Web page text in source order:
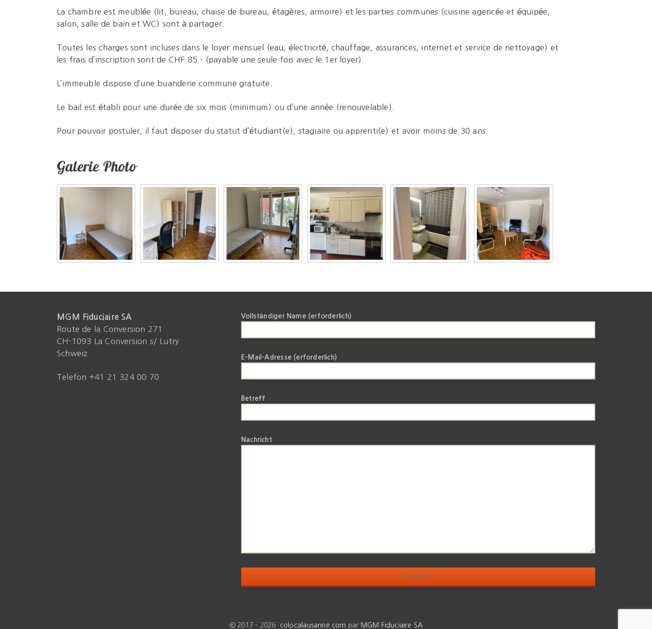
La chambre est meublée (lit, bureau, chaise de bureau, étagères, armoire) et les parties communes (cuisine agencée et équipée,
salon, salle de bain et WC) sont à partager.
Toutes les charges sont incluses dans le loyer mensuel (eau, électricité, chauffage, assurances, internet et service de nettoyage) et
les frais d’inscription sont de CHF 85.- (payable une seule fois avec le 1er loyer).
L’immeuble dispose d’une buanderie commune gratuite.
Le bail est établi pour une durée de six mois (minimum) ou d’une année (renouvelable).
Pour pouvoir postuler, il faut disposer du statut d’étudiant(e), stagiaire ou apprenti(e) et avoir moins de 30 ans.
Galerie Photo
MGM Fiduciaire SA
Route de la Conversion 271
CH-1093 La Conversion s/ Lutry
Schweiz
Telefon +41 21 324 00 70
Vollständiger Name (erforderlich)
E-Mail-Adresse (erforderlich)
Betreff
Nachricht
© 2017 - 2026 colocalausanne.com par MGM Fiduciaire SA